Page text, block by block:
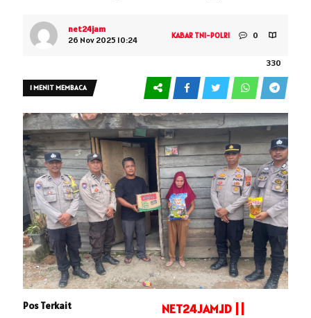
net24jam
26 Nov 2025 10:24
KABAR TNI-POLRI 0
330
1 MENIT MEMBACA
NET24JAM.ID ||
Pos Terkait